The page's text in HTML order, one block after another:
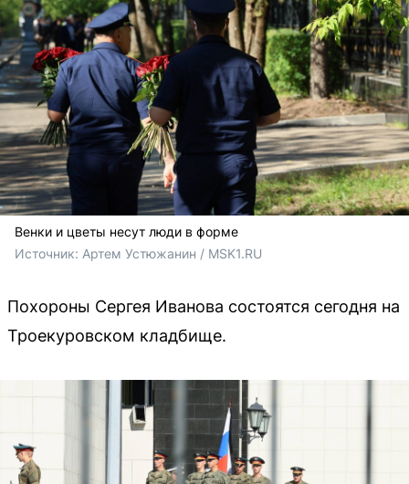
Венки и цветы несут люди в форме
Источник: Артем Устюжанин / MSK1.RU
Похороны Сергея Иванова состоятся сегодня на
Троекуровском кладбище.